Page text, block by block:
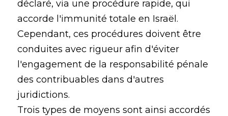
déclaré, via une procédure rapide, qui
accorde l'immunité totale en Israël.
Cependant, ces procédures doivent être
conduites avec rigueur afin d'éviter
l'engagement de la responsabilité pénale
des contribuables dans d'autres
juridictions.
Trois types de moyens sont ainsi accordés